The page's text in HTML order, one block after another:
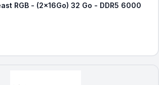
RGB - (2x16Go) 32 Go - DDR5 6000